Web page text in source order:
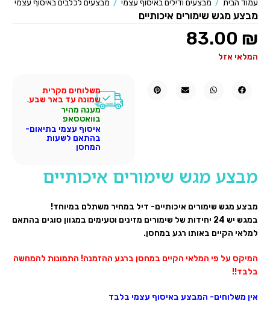
עמוד הבית / מבצעים ודילים באיסוף עצמי / מבצעים לכלבים באיסוף עצמי
מבצע מגש שימורים איכותיים
83.00 ₪
המלאי אזל
משלוחים מקרית
שמונה עד באר שבע.
מענה מהיר
בוואטסאפ
איסוף עצמי בתיאום-
בהתאם לשעות
המחסן
מבצע מגש שימורים איכותיים
מבצע מגש שימורים איכותיים- דיל במחיר משתלם במיוחד!
במגש יש 24 יחידות של שימורים מזינים וטעימים במגוון סוגים בהתאם
למלאי הקיים באותו רגע במחסן.
המיקס על פי המלאי הקיים במחסן ברגע ההזמנה! התמונות להמחשה
בלבד!!
אין משלוחים- המבצע באיסוף עצמי בלבד